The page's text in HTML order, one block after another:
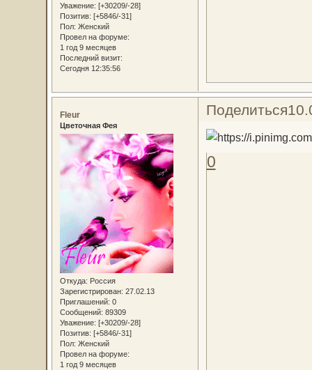
Уважение: [+30209/-28]
Позитив: [+5846/-31]
Пол: Женский
Провел на форуме:
1 год 9 месяцев
Последний визит:
Сегодня 12:35:56
Поделиться
Fleur
Цветочная Фея
Откуда: Россия
Зарегистрирован: 27.02.13
Приглашений: 0
Сообщений: 89309
Уважение: [+30209/-28]
Позитив: [+5846/-31]
Пол: Женский
Провел на форуме:
1 год 9 месяцев
0